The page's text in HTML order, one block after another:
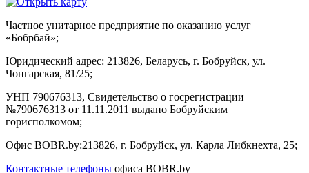
Частное унитарное предприятие по оказанию услуг
«Бобрбай»;
Юридический адрес: 213826, Беларусь, г. Бобруйск, ул.
Чонгарская, 81/25;
УНП 790676313, Свидетельство о госрегистрации
№790676313 от 11.11.2011 выдано Бобруйским
горисполкомом;
Офис BOBR.by:213826, г. Бобруйск, ул. Карла Либкнехта, 25;
Контактные телефоны офиса BOBR.by